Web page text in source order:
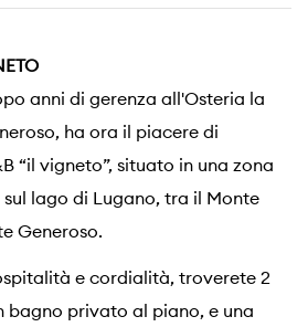
anni di gerenza all'Osteria la
ha ora il piacere di
“il vigneto”, situato in una zona
lago di Lugano, tra il Monte
Generoso.
e cordialità, troverete 2
bagno privato al piano, e una